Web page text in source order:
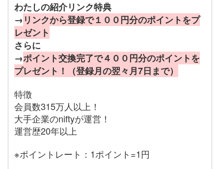
わたしの紹介リンク特典
→ リンクから登録で１００円分のポイントをプ
レゼント
さらに
→ポイント交換完了で４００円分のポイントを
プレゼント！（登録月の翌々月7日まで）
特徴
会員数315万人以上！
大手企業のniftyが運営！
運営歴20年以上
※ポイントレート：1ポイント=1円